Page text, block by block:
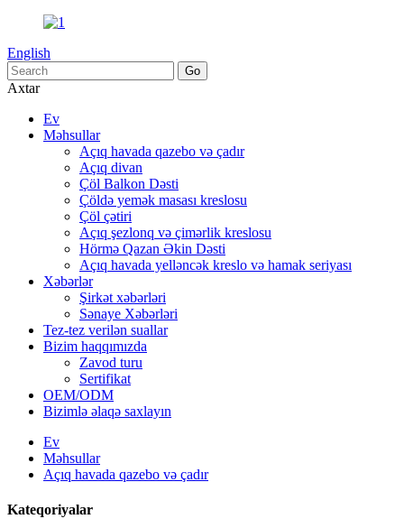
English
Axtar
Ev
Məhsullar
Açıq havada qazebo və çadır
Açıq divan
Çöl Balkon Dəsti
Çöldə yemək masası kreslosu
Çöl çətiri
Açıq şezlonq və çimərlik kreslosu
Hörmə Qazan Əkin Dəsti
Açıq havada yelləncək kreslo və hamak seriyası
Xəbərlər
Şirkət xəbərləri
Sənaye Xəbərləri
Tez-tez verilən suallar
Bizim haqqımızda
Zavod turu
Sertifikat
OEM/ODM
Bizimlə əlaqə saxlayın
Ev
Məhsullar
Açıq havada qazebo və çadır
Kateqoriyalar